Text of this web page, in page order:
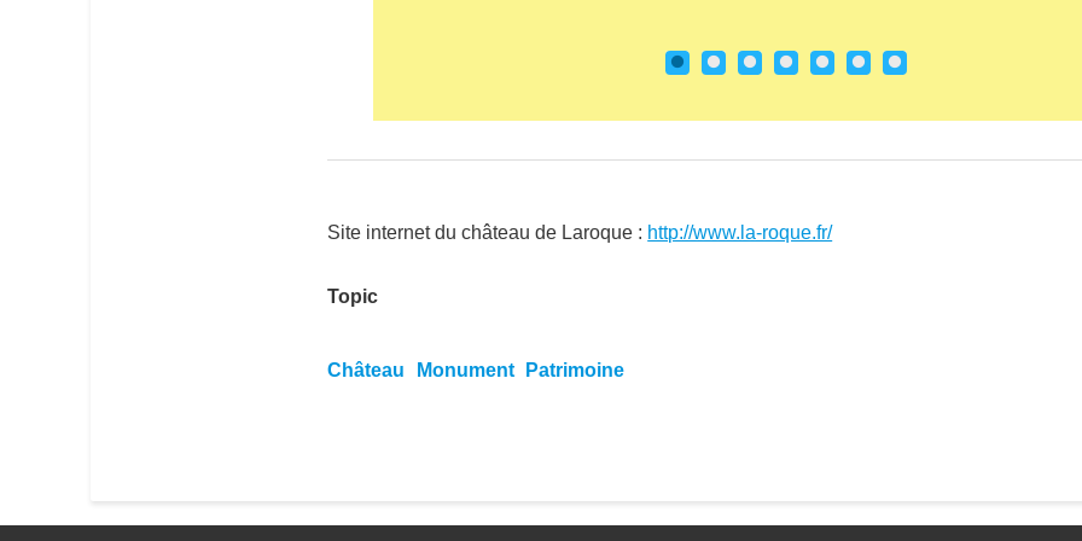
Site internet du château de Laroque : http://www.la-roque.fr/
Topic
Château Monument Patrimoine